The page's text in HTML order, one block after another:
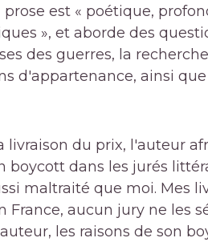
est « poétique,
», et aborde des
des guerres, la
d'appartenance, ainsi
livraison du prix, l'auteur
dans les jurés
maltraité que moi. Mes
France, aucun jury ne les
les raisons de son